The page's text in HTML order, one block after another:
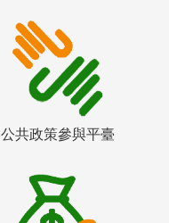
公共政策參與平臺